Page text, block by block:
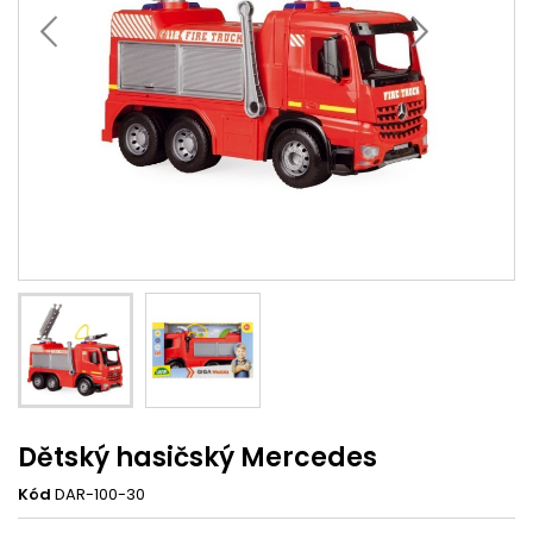
Dětský hasičský Mercedes
Kód DAR-100-30